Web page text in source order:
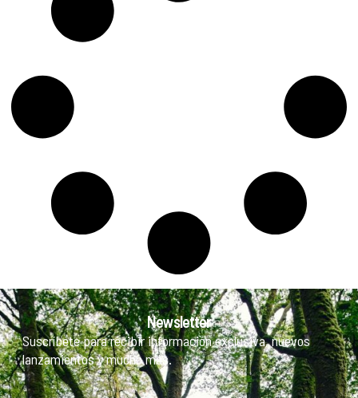
Newsletter
Suscríbete para recibir información exclusiva, nuevos
lanzamientos y mucho más.